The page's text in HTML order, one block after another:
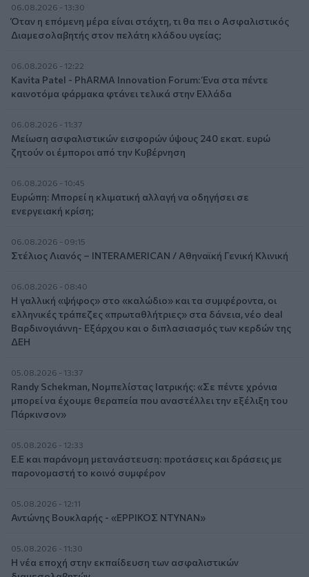
06.08.2026 - 13:30
Όταν η επόμενη μέρα είναι στάχτη, τι θα πει ο Ασφαλιστικός
Διαμεσολαβητής στον πελάτη κλάδου υγείας;
06.08.2026 - 12:22
Kavita Patel - PhARMA Innovation Forum: Ένα στα πέντε
καινοτόμα φάρμακα φτάνει τελικά στην Ελλάδα
06.08.2026 - 11:37
Μείωση ασφαλιστικών εισφορών ύψους 240 εκατ. ευρώ
ζητούν οι έμποροι από την Κυβέρνηση
06.08.2026 - 10:45
Ευρώπη: Μπορεί η κλιματική αλλαγή να οδηγήσει σε
ενεργειακή κρίση;
06.08.2026 - 09:15
Στέλιος Λιανός – INTERAMERICAN / Αθηναϊκή Γενική Κλινική
06.08.2026 - 08:40
Η γαλλική «ψήφος» στο «καλώδιο» και τα συμφέροντα, οι
ελληνικές τράπεζες «πρωταθλήτριες» στα δάνεια, νέο deal
Βαρδινογιάννη- Εξάρχου και ο διπλασιασμός των κερδών της
ΔΕΗ
05.08.2026 - 13:37
Randy Schekman, Νομπελίστας Ιατρικής: «Σε πέντε χρόνια
μπορεί να έχουμε θεραπεία που αναστέλλει την εξέλιξη του
Πάρκινσον»
05.08.2026 - 12:33
Ε.Ε και παράνομη μετανάστευση: προτάσεις και δράσεις με
παρονομαστή το κοινό συμφέρον
05.08.2026 - 12:11
Αντώνης Βουκλαρής - «ΕΡΡΙΚΟΣ ΝΤΥΝΑΝ»
05.08.2026 - 11:30
Η νέα εποχή στην εκπαίδευση των ασφαλιστικών